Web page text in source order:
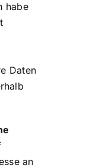
habe
Daten
an